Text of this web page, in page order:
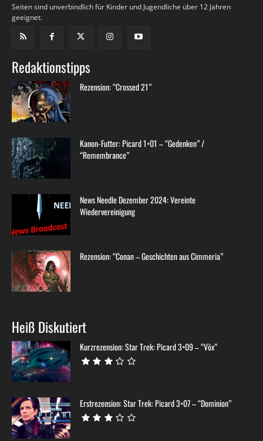
Seiten sind unverbindlich für Kinder und Jugendliche über 12 Jahren
geeignet.
Redaktionstipps
Rezension: “Crossed 21”
Kanon-Futter: Picard 1×01 – “Gedenken” /
“Remembrance”
News Needle Dezember 2024: Vereinte
Wiedervereinigung
Rezension: “Conan – Geschichten aus Cimmeria”
Heiß Diskutiert
Kurzrezension: Star Trek: Picard 3×09 – “Võx”
Erstrezension: Star Trek: Picard 3×07 – “Dominion”